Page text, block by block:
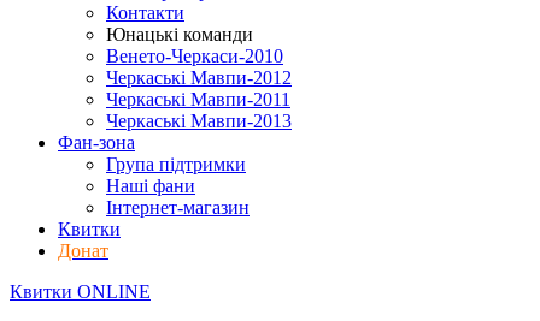
Контакти
Юнацькі команди
Венето-Черкаси-2010
Черкаські Мавпи-2012
Черкаські Мавпи-2011
Черкаські Мавпи-2013
Фан-зона
Група підтримки
Наші фани
Інтернет-магазин
Квитки
Донат
Квитки ONLINE